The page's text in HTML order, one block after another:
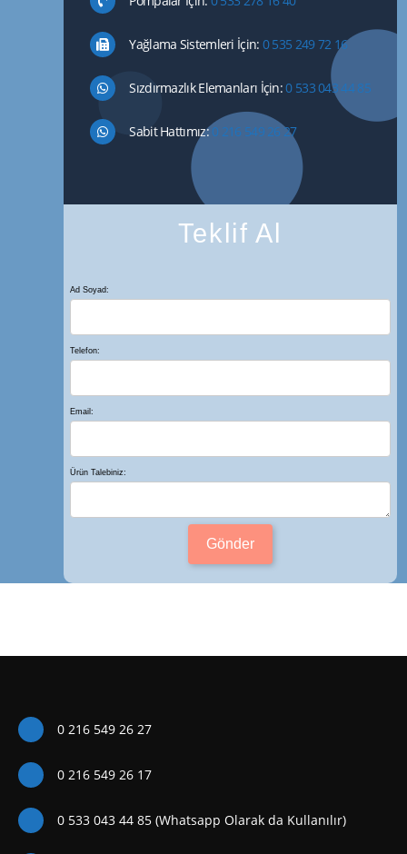
Yağlama Sistemleri İçin: 0 535 249 72 16
Sızdırmazlık Elemanları İçin:0 533 043 44 85
Sabit Hattımız:0 216 549 26 27
Teklif Al
Ad Soyad:
Telefon:
Email:
Ürün Talebiniz:
Gönder
0 216 549 26 27
0 216 549 26 17
0 533 043 44 85 (Whatsapp Olarak da Kullanılır)